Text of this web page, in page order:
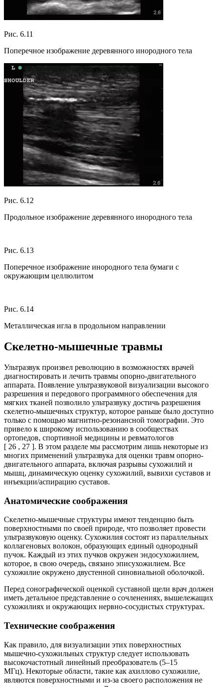
Рис. 6.11
Поперечное изображение деревянного инородного тела
Рис. 6.12
Продольное изображение деревянного инородного тела
Рис. 6.13
Поперечное изображение инородного тела бумаги с
окружающим целлюлитом
Рис. 6.14
Металлическая игла в продольном направлении
Скелетно-мышечные травмы
Ультразвук произвел революцию в возможностях врачей
диагностировать и лечить травмы опорно-двигательного
аппарата. Появление ультразвуковой визуализации высокого
разрешения и передового программного обеспечения для
мягких тканей позволило ультразвуку достичь разрешения
скелетно-мышечных структур, которое раньше было доступно
только с помощью магнитно-резонансной томографии. Это
привело к широкому использованию в сообществах
ортопедов, спортивной медицины и ревматологов
[ 26 , 27 ]. В этом разделе мы рассмотрим лишь некоторые из
многих применений ультразвука для оценки травм опорно-
двигательного аппарата, включая разрывы сухожилий и
мышц, динамическую оценку сухожилий, вывихи суставов и
инъекции/аспирацию суставов.
Анатомические соображения
Скелетно-мышечные структуры имеют тенденцию быть
поверхностными по своей природе, что позволяет провести
ультразвуковую оценку. Сухожилия состоят из параллельных
коллагеновых волокон, образующих единый однородный
пучок. Каждый из этих пучков окружен эндосухожилием,
которое, в свою очередь, связано эписухожилием. Все
сухожилие окружено двустенной синовиальной оболочкой.
Перед сонографической оценкой суставной щели врач должен
иметь детальное представление о сочленениях, вышележащих
сухожилиях и окружающих нервно-сосудистых структурах.
Технические соображения
Как правило, для визуализации этих поверхностных
мышечно-сухожильных структур следует использовать
высокочастотный линейный преобразователь (5–15
МГц). Некоторые области, такие как ахиллово сухожилие,
являются поверхностными и из-за своего расположения не